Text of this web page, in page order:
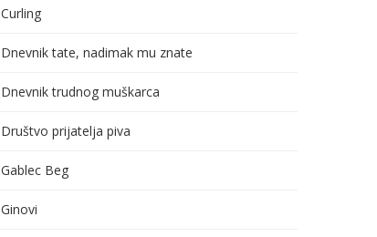
Curling
Dnevnik tate, nadimak mu znate
Dnevnik trudnog muškarca
Društvo prijatelja piva
Gablec Beg
Ginovi